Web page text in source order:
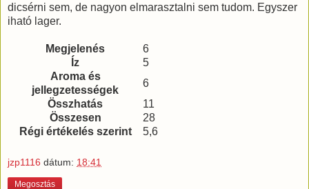
dicsérni sem, de nagyon elmarasztalni sem tudom. Egyszer
iható lager.
Megjelenés
6
Íz
5
Aroma és
jellegzetességek
6
Összhatás
11
Összesen
28
Régi értékelés szerint
5,6
jzp1116 dátum: 18:41
Megosztás